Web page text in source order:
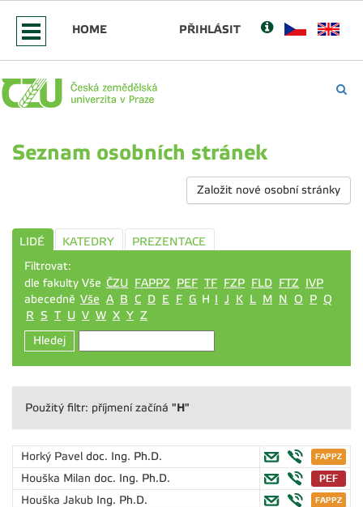
HOME PŘIHLÁSIT
Seznam osobních stránek
Založit nové osobní stránky
LIDÉ KATEDRY
PREZENTACE
Filtrovat:
dle fakulty Vše ČZU FAPPZ PEF TF FZP FLD FTZ IVP
abecedně Vše A B C D E F G H I J K L M N O P Q
R S T U V W X Y Z
Hledej
Použitý filtr: příjmení začíná "H"
Horký Pavel doc. Ing. Ph.D.
Houška Milan doc. Ing. Ph.D.
Houška Jakub Ing. Ph.D.